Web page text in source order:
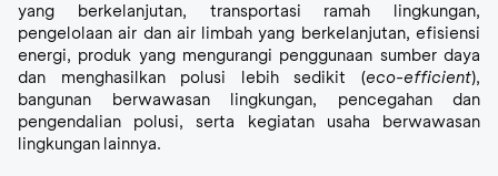
yang berkelanjutan, transportasi ramah lingkungan,
pengelolaan air dan air limbah yang berkelanjutan, efisiensi
energi, produk yang mengurangi penggunaan sumber daya
dan menghasilkan polusi lebih sedikit (eco-efficient),
bangunan berwawasan lingkungan, pencegahan dan
pengendalian polusi, serta kegiatan usaha berwawasan
lingkungan lainnya.